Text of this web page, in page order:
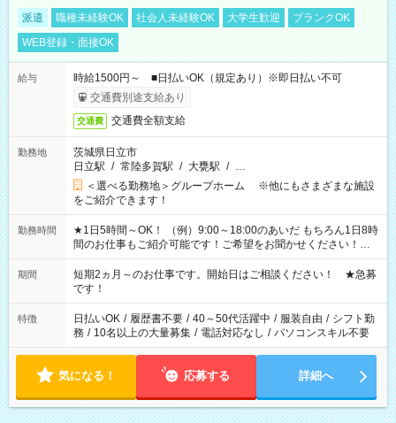
派遣 職種未経験OK 社会人未経験OK 大学生歓迎
ブランクOK
WEB登録・面接OK
給与
時給1500円～ ■日払いOK（規定あり）※即日払い不可
交通費別途支給あり
交通費 交通費全額支給
勤務地
茨城県日立市
日立駅 / 常陸多賀駅 / 大甕駅 / …
＜選べる勤務地＞グループホーム ※他にもさまざまな施設
をご紹介できます！
勤務時間
★1日5時間～OK！ （例）9:00～18:00のあいだ もちろん1日8時
間のお仕事もご紹介可能です！ご希望をお聞かせください！★
家庭の都合でお休みが必要な場合も遠慮なくご相談ください。
※週最低15時間以上の勤務が必要です
期間
短期2ヵ月～のお仕事です。開始日はご相談ください！ ★急募
です！
特徴 日払いOK / 履歴書不要 / 40～50代活躍中 / 服装自由 / シフト勤
務 / 10名以上の大量募集 / 電話対応なし / パソコンスキル不要
気になる！ 応募する 詳細へ